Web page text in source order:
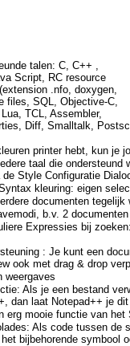
talen: C, C++ ,
Script, RC resource
.nfo, doxygen,
files, SQL, Objective-C,
TCL, Assembler,
Diff, Smalltalk,
printer hebt, kun je
taal die
Style Configuratie
kleuring: eigen
documenten tegelijk
b.v. 2
Expressies bij
: Je kunt een
ook met drag & drop
weergaves
Als je een bestand
dan laat Notepad++ je
erg mooie functie van het
Als code tussen de
bijbehorende symbool